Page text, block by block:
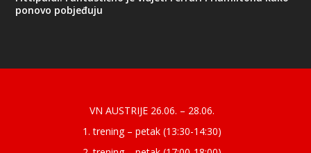
ponovo pobjeđuju
VN AUSTRIJE 26.06. – 28.06.
1. trening – petak (13:30-14:30)